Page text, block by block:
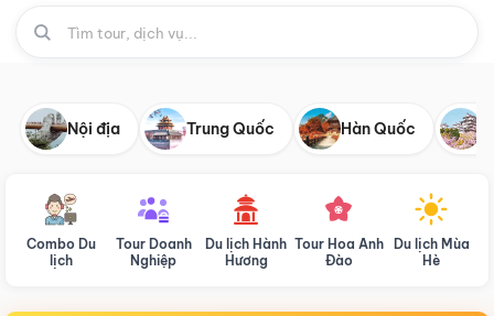
Nội địa Trung Quốc Hàn Quốc
Combo Du
lịch
Tour Doanh
Nghiệp
Du lịch Hành
Hương
Tour Hoa Anh
Đào
Du lịch Mùa
Hè